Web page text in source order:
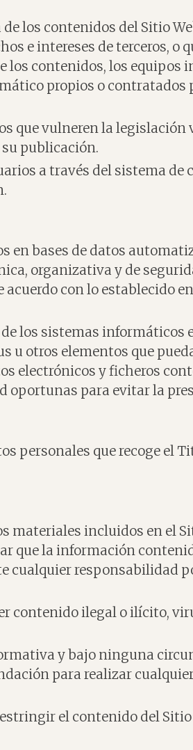
los contenidos del Sitio
e intereses de terceros, o
contenidos, los equipos
propios o contratados
que vulneren la legislación
su publicación.
a través del sistema
en bases de datos
organizativa y de
con lo establecido
los sistemas
otros elementos que
electrónicos y ficheros
para evitar la
personales que recoge el
incluidos en el
que la información
cualquier responsabilidad
contenido ilegal o ilícito,
y bajo ninguna
para realizar
el contenido del